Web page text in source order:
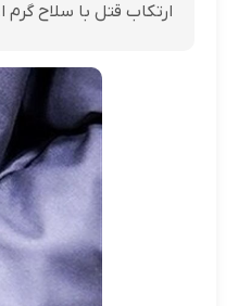
ارتکاب قتل با سلاح گرم